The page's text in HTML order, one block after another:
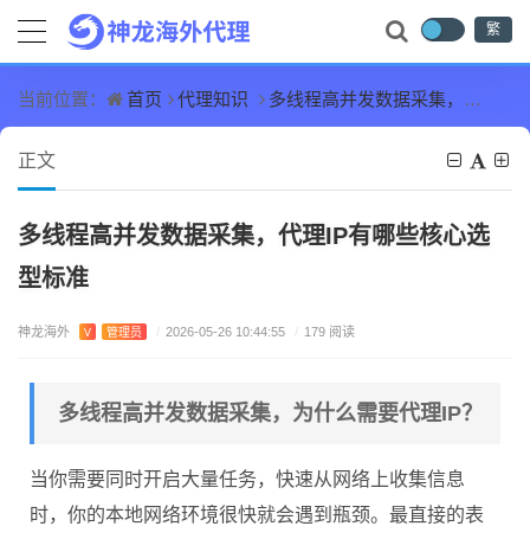
繁
当前位置： 首页 代理知识 多线程高并发数据采集，代理IP有哪些核心选型标准
正文
多线程高并发数据采集，代理IP有哪些核心选
型标准
神龙海外 V 管理员 / 2026-05-26 10:44:55 / 179 阅读
多线程高并发数据采集，为什么需要代理IP？
当你需要同时开启大量任务，快速从网络上收集信息
时，你的本地网络环境很快就会遇到瓶颈。最直接的表